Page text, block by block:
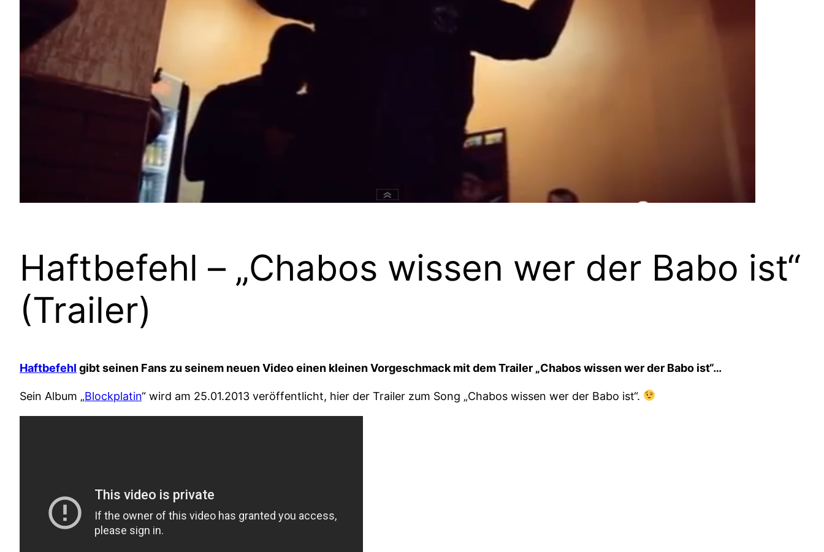
Haftbefehl – „Chabos wissen wer der Babo ist“
(Trailer)
Haftbefehl gibt seinen Fans zu seinem neuen Video einen kleinen Vorgeschmack mit dem Trailer „Chabos wissen wer der Babo ist“…
Sein Album „Blockplatin“ wird am 25.01.2013 veröffentlicht, hier der Trailer zum Song „Chabos wissen wer der Babo ist“.